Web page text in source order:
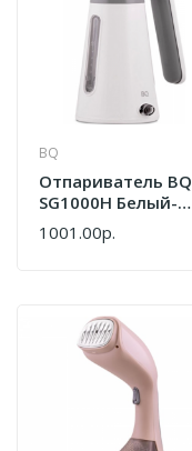
BQ
Отпариватель BQ
SG1000H Белый-
Серый
1001.00р.